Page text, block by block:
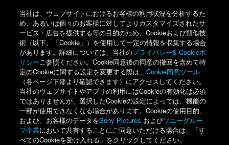
当社は、ウェブサイトにおけるお客様の利用状況を分析するた
め、あるいは個々のお客様に対してよりカスタマイズされたサ
ービス・広告を提供する等の目的のため、Cookieおよび類似技
術（以下、「Cookie」）を使用して一定の情報を収集する場合
があります。詳細については、当社のプライバシー& Cookieポ
リシーご参照ください。Cookie同意後の同意の撤回を含めて特
定のCookieに関する設定を変更する際は、Cookie同意ツール
（各ページ下部より確認できます）にアクセスしてください。
当社のウェブサイトやアプリの利用にはCookieの有効化は必須
ではありませんが、選択したCookieの設定によっては、機能の
一部が使用できなくなる場合があります。Cookieの使用目的、
および、お客様のデータをSony Pictures およびソニーグルー
プ企業において共有することにご同意いただける場合は、「す
べてのCookieを受け入れる」をクリックしてください。